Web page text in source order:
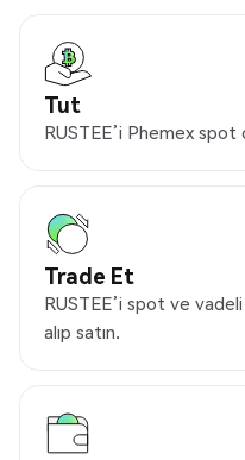
Tut
RUSTEE’i Phemex spot
Trade Et
RUSTEE’i spot ve
alıp satın.